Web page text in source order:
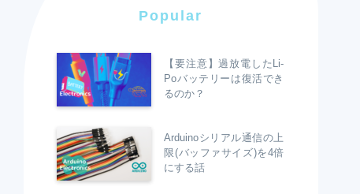
Popular
【要注意】過放電したLi-
Poバッテリーは復活でき
るのか？
Arduinoシリアル通信の上
限(バッファサイズ)を4倍
にする話